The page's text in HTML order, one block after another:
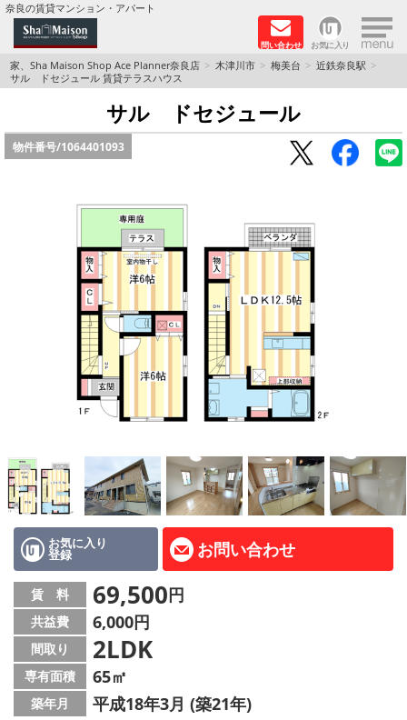
奈良の賃貸マンション・アパート
問い合わせ お気に入り ×
TOPページ
Foreigners welcome！
店長のおすすめ物件
積水ハウス Sha Maison 特集 (奈良北部、木津川
積水ハウス Sha Maison 特集 (奈良南部)
路線·駅から探す
地域から探す
AcePlanner公式ライン
SNS
スタッフ紹介
リフォーム のことなら！
オーナー様へ
住宅型有料老人 Ｆｌｅｕｒａｇｅ
家、Sha Maison Shop Ace Planner奈良店 木津川市 梅美台
近鉄奈良駅
サル ドセジュール 賃貸テラスハウス
サル ドセジュール
物件番号/1064401093
お気に入り
登録 お問い合わせ
賃 料 69,500円
共益費 6,000円
間取り 2LDK
専有面積 65㎡
築年月 平成18年3月 (築21年)